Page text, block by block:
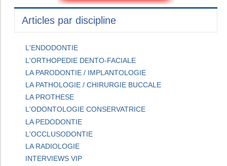
Articles par discipline
L'ENDODONTIE
L'ORTHOPEDIE DENTO-FACIALE
LA PARODONTIE / IMPLANTOLOGIE
LA PATHOLOGIE / CHIRURGIE BUCCALE
LA PROTHESE
L'ODONTOLOGIE CONSERVATRICE
LA PEDODONTIE
L'OCCLUSODONTIE
LA RADIOLOGIE
INTERVIEWS VIP